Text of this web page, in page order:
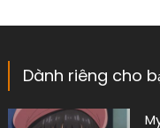
Dành riêng cho